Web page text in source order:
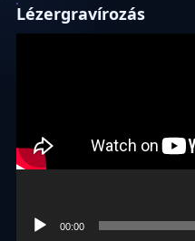
Lézergravírozás
00:00